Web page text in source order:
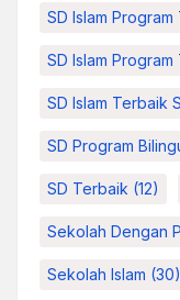
SD Islam Program
SD Islam Program
SD Islam Terbaik
SD Program
SD Terbaik (12)
Sekolah Dengan
Sekolah Islam (30)